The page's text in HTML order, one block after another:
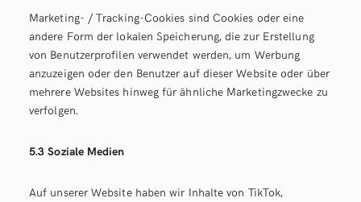
Marketing- / Tracking-Cookies sind Cookies oder eine
andere Form der lokalen Speicherung, die zur Erstellung
von Benutzerprofilen verwendet werden, um Werbung
anzuzeigen oder den Benutzer auf dieser Website oder über
mehrere Websites hinweg für ähnliche Marketingzwecke zu
verfolgen.
5.3 Soziale Medien
Auf unserer Website haben wir Inhalte von TikTok,